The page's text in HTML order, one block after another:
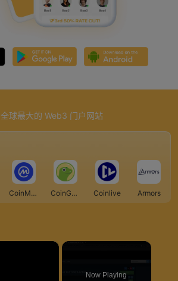
全球最大的 Web3 门户网站
CoinMarketCap CoinGecko Coinlive Armors
×
Now Playing